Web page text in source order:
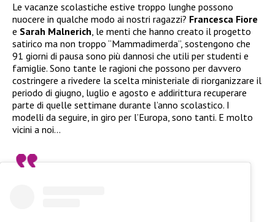
Le vacanze scolastiche estive troppo lunghe possono
nuocere in qualche modo ai nostri ragazzi? Francesca Fiore
e Sarah Malnerich, le menti che hanno creato il progetto
satirico ma non troppo “Mammadimerda”, sostengono che
91 giorni di pausa sono più dannosi che utili per studenti e
famiglie. Sono tante le ragioni che possono per davvero
costringere a rivedere la scelta ministeriale di riorganizzare il
periodo di giugno, luglio e agosto e addirittura recuperare
parte di quelle settimane durante l’anno scolastico. I
modelli da seguire, in giro per l’Europa, sono tanti. E molto
vicini a noi…